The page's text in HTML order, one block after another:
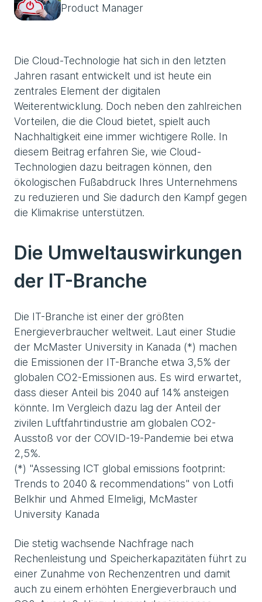
Product Manager
Die Cloud-Technologie hat sich in den letzten
Jahren rasant entwickelt und ist heute ein
zentrales Element der digitalen
Weiterentwicklung. Doch neben den zahlreichen
Vorteilen, die die Cloud bietet, spielt auch
Nachhaltigkeit eine immer wichtigere Rolle. In
diesem Beitrag erfahren Sie, wie Cloud-
Technologien dazu beitragen können, den
ökologischen Fußabdruck Ihres Unternehmens
zu reduzieren und Sie dadurch den Kampf gegen
die Klimakrise unterstützen.
Die Umweltauswirkungen
der IT-Branche
Die IT-Branche ist einer der größten
Energieverbraucher weltweit. Laut einer Studie
der McMaster University in Kanada (*) machen
die Emissionen der IT-Branche etwa 3,5% der
globalen CO2-Emissionen aus. Es wird erwartet,
dass dieser Anteil bis 2040 auf 14% ansteigen
könnte. Im Vergleich dazu lag der Anteil der
zivilen Luftfahrtindustrie am globalen CO2-
Ausstoß vor der COVID-19-Pandemie bei etwa
2,5%.
(*) "Assessing ICT global emissions footprint:
Trends to 2040 & recommendations" von Lotfi
Belkhir und Ahmed Elmeligi, McMaster
University Kanada
Die stetig wachsende Nachfrage nach
Rechenleistung und Speicherkapazitäten führt zu
einer Zunahme von Rechenzentren und damit
auch zu einem erhöhten Energieverbrauch und